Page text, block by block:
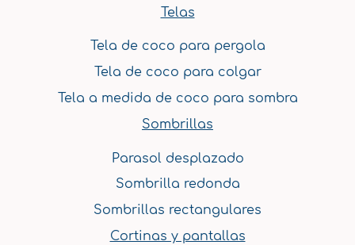
k
g
r
a
t
b
e
r
e
s
n
Telas
Tela de coco para pergola
Tela de coco para colgar
Tela a medida de coco para sombra
Sombrillas
Parasol desplazado
Sombrilla redonda
Sombrillas rectangulares
Cortinas y pantallas